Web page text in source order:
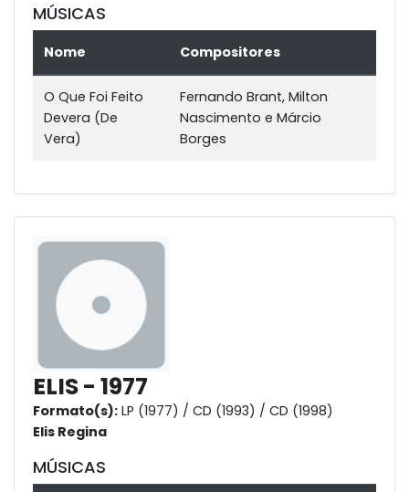
MÚSICAS
Nome Compositores
O Que Foi Feito
Devera (De
Vera)
Fernando Brant, Milton
Nascimento e Márcio
Borges
ELIS - 1977
Formato(s): LP (1977) / CD (1993) / CD (1998)
Elis Regina
MÚSICAS